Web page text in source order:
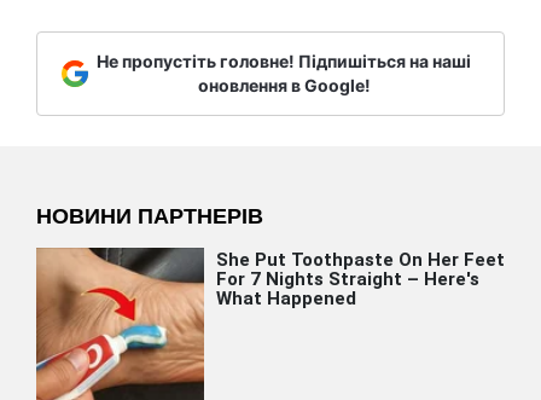
Не пропустіть головне! Підпишіться на наші
оновлення в Google!